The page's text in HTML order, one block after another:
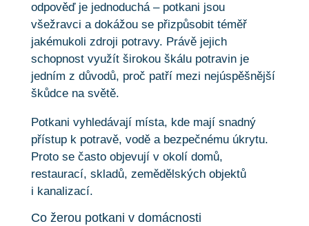
odpověď je jednoduchá – potkani jsou
všežravci a dokážou se přizpůsobit téměř
jakémukoli zdroji potravy. Právě jejich
schopnost využít širokou škálu potravin je
jedním z důvodů, proč patří mezi nejúspěšnější
škůdce na světě.
Potkani vyhledávají místa, kde mají snadný
přístup k potravě, vodě a bezpečnému úkrytu.
Proto se často objevují v okolí domů,
restaurací, skladů, zemědělských objektů
i kanalizací.
Co žerou potkani v domácnosti